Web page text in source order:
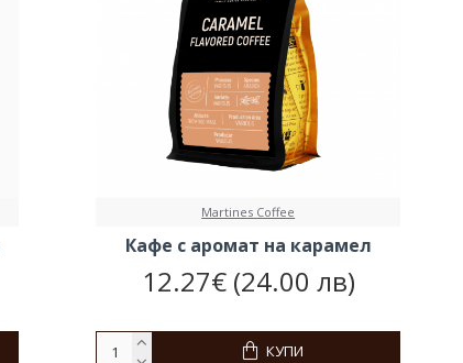
Martines Coffee
Кафе с аромат на карамел
12.27€ (24.00 лв)
КУПИ